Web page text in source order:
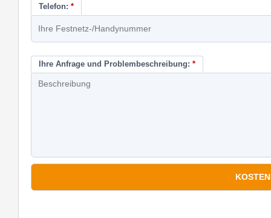
Telefon: *
Ihre Anfrage und Problembeschreibung: *